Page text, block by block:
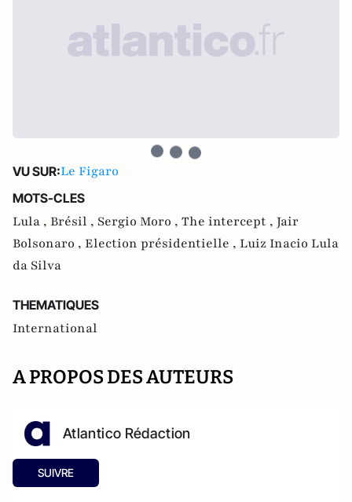
VU SUR:Le Figaro
MOTS-CLES
Lula , Brésil , Sergio Moro , The intercept , Jair
Bolsonaro , Election présidentielle , Luiz Inacio Lula
da Silva
THEMATIQUES
International
A PROPOS DES AUTEURS
Atlantico Rédaction
SUIVRE